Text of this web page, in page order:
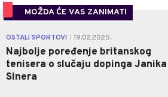
MOŽDA ĆE VAS ZANIMATI
OSTALI SPORTOVI 19.02.2025.
Najbolje poređenje britanskog
tenisera o slučaju dopinga Janika
Sinera